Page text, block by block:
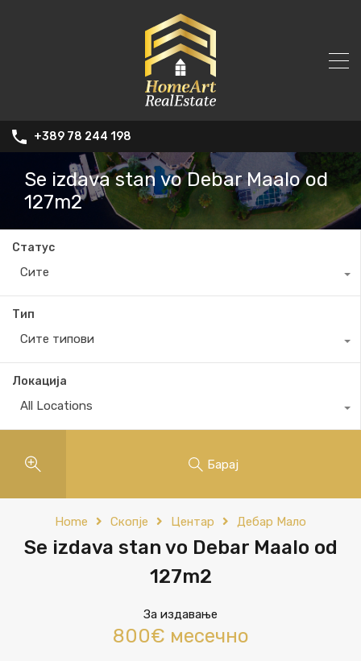
+389 78 244 198
Se izdava stan vo Debar Maalo od
127m2
Статус
Сите
Тип
Сите типови
Локација
All Locations
Барај
Home Скопје Центар Дебар Мало
Se izdava stan vo Debar Maalo od
127m2
За издавање
800€ месечно